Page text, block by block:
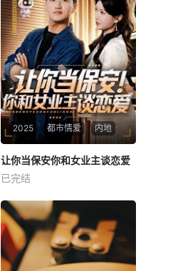
2025 都市情爱 内地
未知
让你当保安你和女业主谈恋爱
已完结